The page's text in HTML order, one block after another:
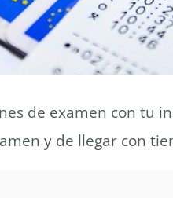
de examen con tu
y de llegar con